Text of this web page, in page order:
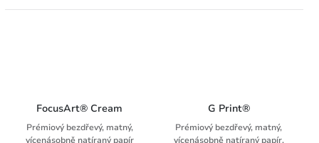
FocusArt® Cream
Prémiový bezdřevý, matný,
vícenásobně natíraný papír
G Print®
Prémiový bezdřevý, matný,
vícenásobně natíraný papír,